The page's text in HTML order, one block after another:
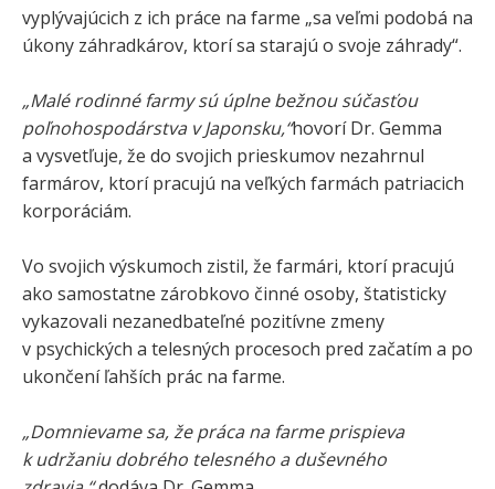
vyplývajúcich z ich práce na farme „sa veľmi podobá na
úkony záhradkárov, ktorí sa starajú o svoje záhrady“.
„Malé rodinné farmy sú úplne bežnou súčasťou
poľnohospodárstva v Japonsku,“hovorí Dr. Gemma
a vysvetľuje, že do svojich prieskumov nezahrnul
farmárov, ktorí pracujú na veľkých farmách patriacich
korporáciám.
Vo svojich výskumoch zistil, že farmári, ktorí pracujú
ako samostatne zárobkovo činné osoby, štatisticky
vykazovali nezanedbateľné pozitívne zmeny
v psychických a telesných procesoch pred začatím a po
ukončení ľahších prác na farme.
„Domnievame sa, že práca na farme prispieva
k udržaniu dobrého telesného a duševného